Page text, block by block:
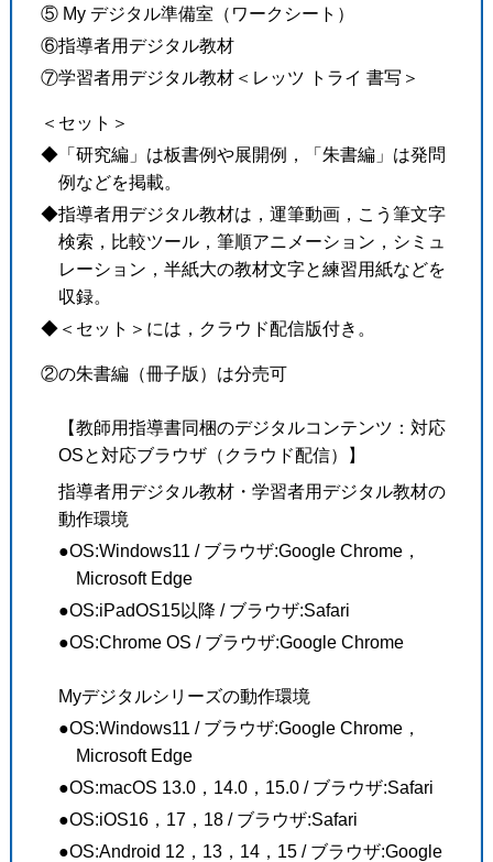
⑤ My デジタル準備室（ワークシート）
⑥指導者用デジタル教材
⑦学習者用デジタル教材＜レッツ トライ 書写＞
＜セット＞
◆「研究編」は板書例や展開例，「朱書編」は発問
例などを掲載。
◆指導者用デジタル教材は，運筆動画，こう筆文字
検索，比較ツール，筆順アニメーション，シミュ
レーション，半紙大の教材文字と練習用紙などを
収録。
◆＜セット＞には，クラウド配信版付き。
②の朱書編（冊子版）は分売可
【教師用指導書同梱のデジタルコンテンツ：対応
OSと対応ブラウザ（クラウド配信）】
指導者用デジタル教材・学習者用デジタル教材の
動作環境
●OS:Windows11 / ブラウザ:Google Chrome，
Microsoft Edge
●OS:iPadOS15以降 / ブラウザ:Safari
●OS:Chrome OS / ブラウザ:Google Chrome
Myデジタルシリーズの動作環境
●OS:Windows11 / ブラウザ:Google Chrome，
Microsoft Edge
●OS:macOS 13.0，14.0，15.0 / ブラウザ:Safari
●OS:iOS16，17，18 / ブラウザ:Safari
●OS:Android 12，13，14，15 / ブラウザ:Google